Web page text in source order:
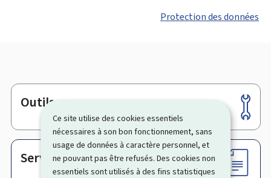
Ce site utilise des cookies essentiels
nécessaires à son bon fonctionnement, sans
usage de données à caractère personnel, et
ne pouvant pas être refusés. Des cookies non
essentiels sont utilisés à des fins statistiques
Protection des données
Pied
de
page
Outils
Services en ligne & Formulaires